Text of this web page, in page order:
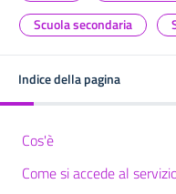
Scuola secondaria
Indice della pagina
Cos'è
Come si accede al